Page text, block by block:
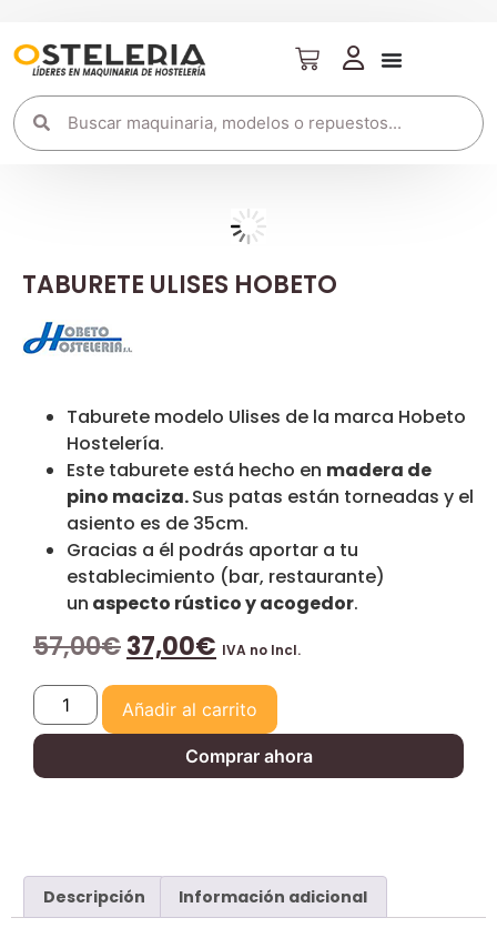
TABURETE ULISES HOBETO
Taburete modelo Ulises de la marca Hobeto
Hostelería.
Este taburete está hecho en madera de
pino maciza.Sus patas están torneadas y el
asiento es de 35cm.
Gracias a él podrás aportar a tu
establecimiento (bar, restaurante)
un aspecto rústico y acogedor.
57,00€37,00€ IVA no Incl.
Añadir al carrito
Comprar ahora
Descripción Información adicional